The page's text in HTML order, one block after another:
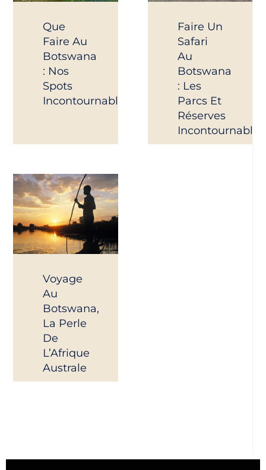
Que
Faire Au
Botswana
: Nos
Spots
Incontournables
Faire Un
Safari
Au
Botswana
: Les
Parcs Et
Réserves
Incontournables
Voyage
Au
Botswana,
La Perle
De
L’Afrique
Australe